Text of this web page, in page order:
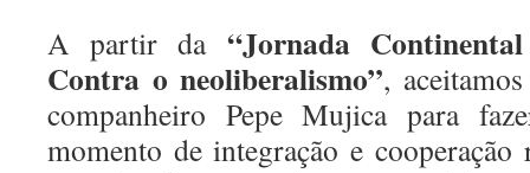
A partir da“Jornada
Contra o neoliberalismo”,
companheiro Pepe Mujica para
momento de integração e